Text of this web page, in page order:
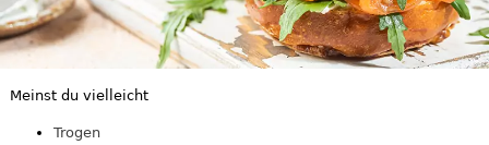
Meinst du vielleicht
Trogen